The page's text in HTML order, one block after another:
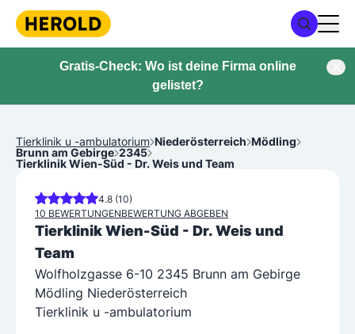
Gratis-Check: Wo ist deine Firma online
gelistet?
Tierklinik u -ambulatorium Niederösterreich Mödling
Brunn am Gebirge 2345
Tierklinik Wien-Süd - Dr. Weis und Team
4.8 (10)
10 BEWERTUNGENBEWERTUNG ABGEBEN
Tierklinik Wien-Süd - Dr. Weis und
Team
Wolfholzgasse 6-10 2345 Brunn am Gebirge
Mödling Niederösterreich
Tierklinik u -ambulatorium